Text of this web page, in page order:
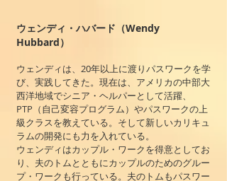
ウェンディ・ハバード（Wendy
Hubbard）
ウェンディは、20年以上に渡りパスワークを学
び、実践してきた。現在は、アメリカの中部大
西洋地域でシニア・ヘルパーとして活躍、
PTP（自己変容プログラム）やパスワークの上
級クラスを教えている。そして新しいカリキュ
ラムの開発にも力を入れている。
ウェンディはカップル・ワークを得意としてお
り、夫のトムとともにカップルのためのグルー
プ・ワークも行っている。夫のトムもパスワー